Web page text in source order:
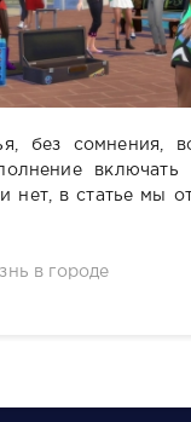
без сомнения,
нет, в статье мы
в городе